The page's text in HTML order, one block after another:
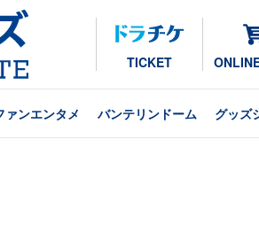
TICKET
ァンエンタメ バンテリンドーム グッズ